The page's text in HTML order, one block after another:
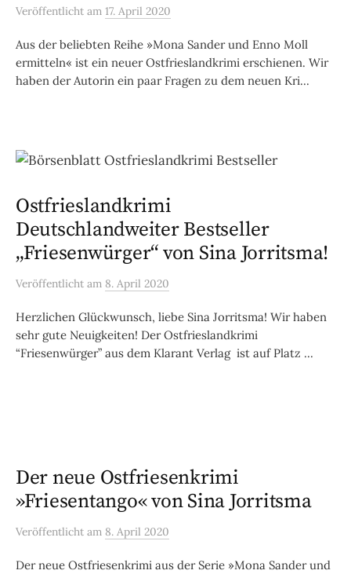
Veröffentlicht am 17. April 2020
Aus der beliebten Reihe »Mona Sander und Enno Moll
ermitteln« ist ein neuer Ostfrieslandkrimi erschienen. Wir
haben der Autorin ein paar Fragen zu dem neuen Kri...
Ostfrieslandkrimi
Deutschlandweiter Bestseller
„Friesenwürger“ von Sina Jorritsma!
Veröffentlicht am 8. April 2020
Herzlichen Glückwunsch, liebe Sina Jorritsma! Wir haben
sehr gute Neuigkeiten! Der Ostfrieslandkrimi
“Friesenwürger” aus dem Klarant Verlag ist auf Platz ...
Der neue Ostfriesenkrimi
»Friesentango« von Sina Jorritsma
Veröffentlicht am 8. April 2020
Der neue Ostfriesenkrimi aus der Serie »Mona Sander und